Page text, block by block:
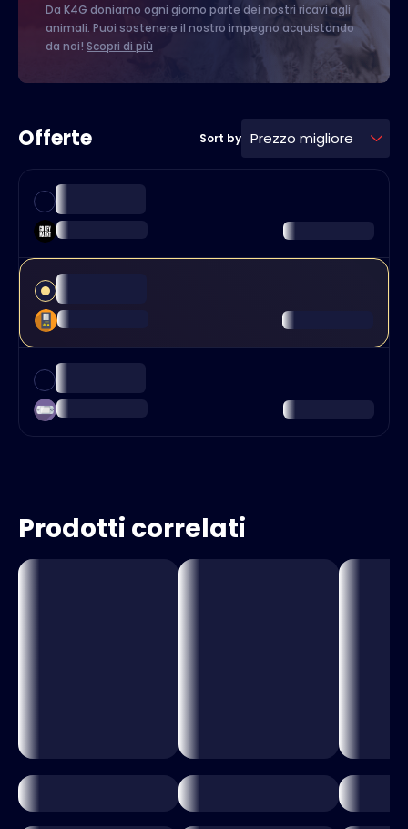
Da K4G doniamo ogni giorno parte dei nostri ricavi agli
animali. Puoi sostenere il nostro impegno acquistando
da noi! Scopri di più
Offerte Sort by Prezzo migliore
Prodotti correlati